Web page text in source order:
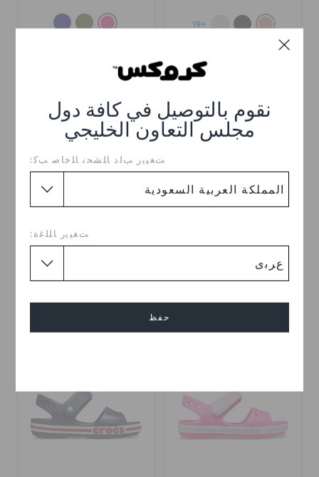
نقوم بالتوصيل في كافة دول
مجلس التعاون الخليجي
ﺖﻐﻴﻳﺭ ﺐﻟﺩ ﺎﻠﺸﺤﻧ ﺎﻠﺧﺎﺻ ﺐﻛ:
ﺖﻐﻴﻳﺭ ﺎﻠﻠﻏﺓ:
حفظ
+19
تخفيضات
خصم إضافي 10٪ مع الرمز